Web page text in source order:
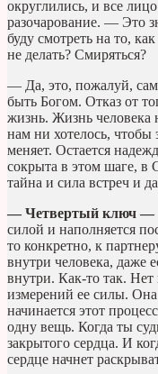
округлились, и все
разочарование. — Это
буду смотреть на то,
не делать? Смиряться?
— Да, это, пожалуй,
быть Богом. Отказ от
жизнь. Жизнь человека
нам ни хотелось,
меняет. Остается
сокрыта в этом шаге, в
тайна и сила встреч и
— Четвертый ключ —
силой и наполняется
то конкретно, к
внутри человека, даже
внутри. Как-то так.
измерений ее силы. Она
начинается этот
одну вещь. Когда ты
закрытого сердца. И
сердце начнет